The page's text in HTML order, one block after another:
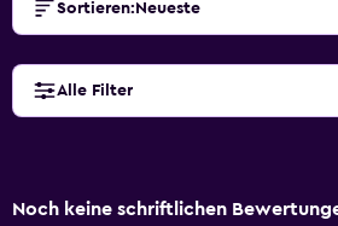
Sortieren: Neueste
Alle Filter
Noch keine schriftlichen